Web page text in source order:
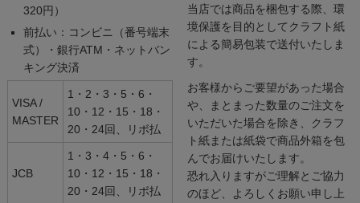
320円）
前払い：コンビニ（番号端末
式）・銀行ATM・ネットバン
キング決済
VISA /
MASTER
1・2・3・5・6・
10・12・15・18・
20・24回、リボ払
JCB
1・3・4・5・6・
10・12・15・18・
20・24回、リボ払
当店では商品を梱包する際、環
境保護を目的としてクラフト紙
による簡易包装で送付いたしま
す。
お客様からご要望があった場合
や、まとまった数量のご注文を
いただいた場合を除き、クラフ
ト紙または紙袋で商品外箱を包
んでお届けいたします。
恐れ入りますがご理解とご協力
のほど、よろしくお願い申し上